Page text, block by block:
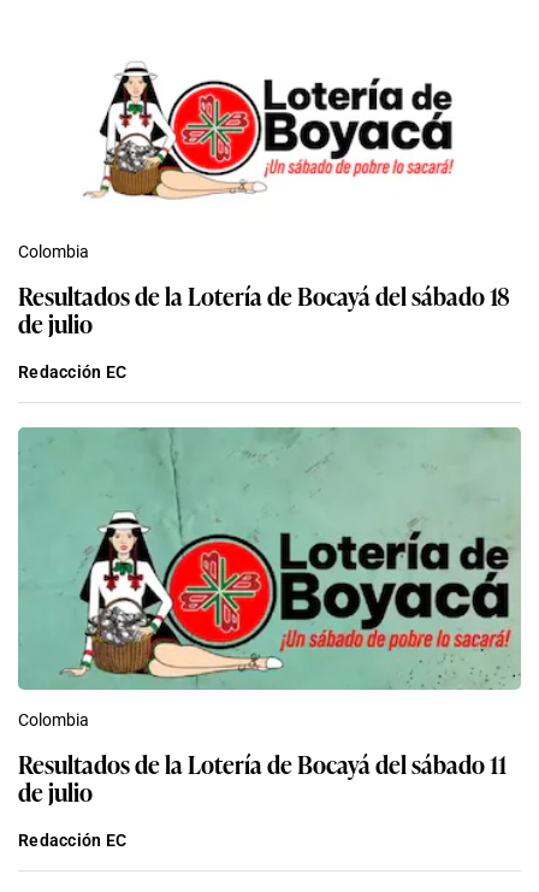
Colombia
Resultados de la Lotería de Bocayá del sábado 18
de julio
Redacción EC
Colombia
Resultados de la Lotería de Bocayá del sábado 11
de julio
Redacción EC